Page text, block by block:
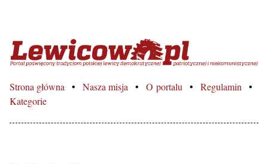
Lewicowo.pl – Portal
Strona główna Nasza misja O portalu
Regulamin
Kategorie